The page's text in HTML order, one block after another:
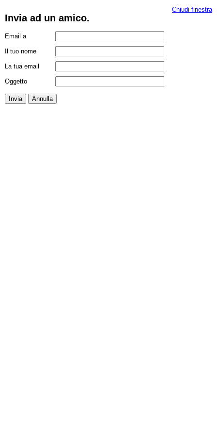
Invia ad un amico.
Chiudi finestra
Email a
Il tuo nome
La tua email
Oggetto
Invia Annulla